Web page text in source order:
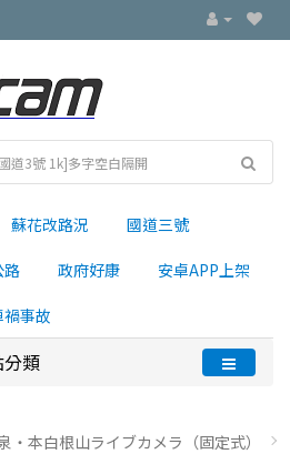
蘇花改路況 國道三號
路 政府好康 安卓APP上架
事故
類
・本白根山ライブカメラ（固定式）